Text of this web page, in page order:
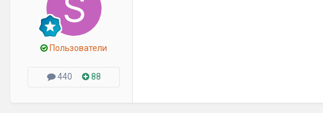
Пользователи
440 88